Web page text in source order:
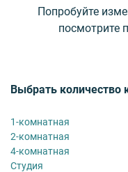
Попробуйте
посмотрите
Выбрать количество
1-комнатная
2-комнатная
4-комнатная
Студия